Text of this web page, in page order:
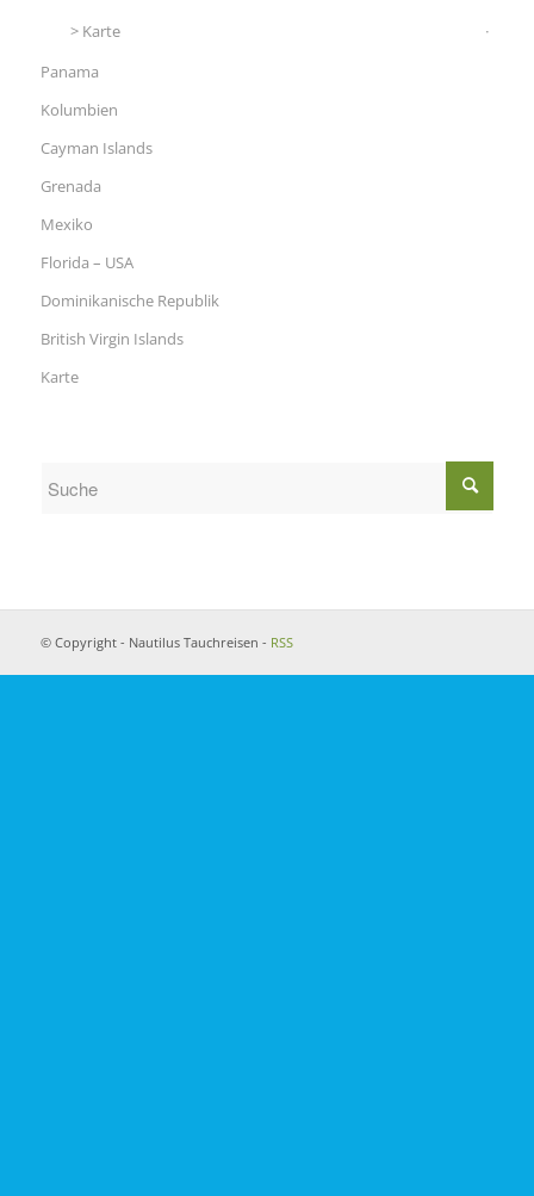
Karte
Panama
Kolumbien
Cayman Islands
Grenada
Mexiko
Florida – USA
Dominikanische Republik
British Virgin Islands
Karte
© Copyright - Nautilus Tauchreisen - RSS